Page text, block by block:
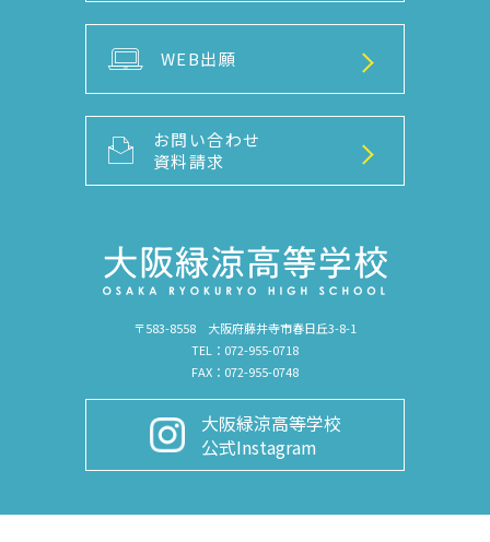
〒583-8558 大阪府藤井寺市春日丘3-8-1
TEL：072-955-0718
FAX：072-955-0748
大阪緑涼高等学校
公式Instagram
WEB出願
お問い合わせ
資料請求